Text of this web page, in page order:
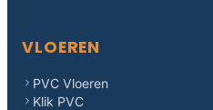
VLOEREN
PVC Vloeren
Klik PVC